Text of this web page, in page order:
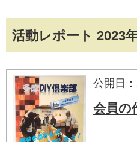
活動レポート 2023
公開日
会員の